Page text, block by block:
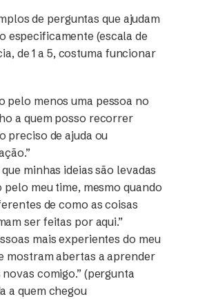
de perguntas que ajudam
especificamente (escala de
de 1 a 5, costuma funcionar
pelo menos uma pessoa no
a quem posso recorrer
preciso de ajuda ou
que minhas ideias são levadas
pelo meu time, mesmo quando
de como as coisas
ser feitas por aqui.”
mais experientes do meu
mostram abertas a aprender
comigo.” (pergunta
a quem chegou